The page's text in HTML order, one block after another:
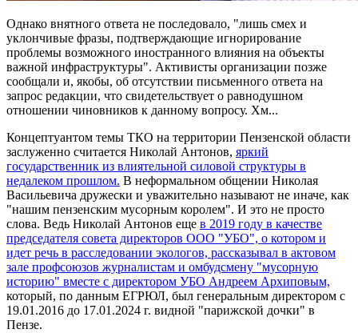
Однако внятного ответа не последовало, "лишь смех и
уклончивые фразы, подтверждающие игнорирование
проблемы возможного иностранного влияния на объекты
важной инфраструктуры". Активисты организации позже
сообщали и, якобы, об отсутствии письменного ответа на
запрос редакции, что свидетельствует о равнодушном
отношении чиновников к данному вопросу. Хм...
Концептуантом темы ТКО на территории Пензенской области
заслуженно считается Николай Антонов, яркий
государственник из влиятельной силовой структуры в
недалеком прошлом. В неформальном общении Николая
Васильевича дружески и уважительно называют не иначе, как
"нашим пензенским мусорным королем". И это не просто
слова. Ведь Николай Антонов еще в 2019 году в качестве
председателя совета директоров ООО "УБО", о котором и
идет речь в расследовании экологов, рассказывал в актовом
зале профсоюзов журналистам и омбудсмену "мусорную
историю" вместе с директором УБО Андреем Архиповым,
который, по данным ЕГРЮЛ, был генеральным директором с
19.01.2016 до 17.01.2024 г. видной "парижской дочки" в
Пензе.